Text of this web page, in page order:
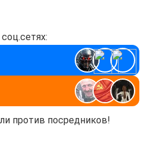
против посредников!